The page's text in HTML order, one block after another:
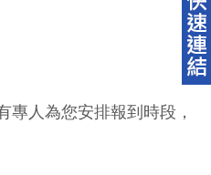
人為您安排報到時段，